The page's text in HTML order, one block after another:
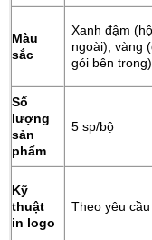
Màu
sắc
Xanh đậm
ngoài), vàng
gói bên trong)
Số
lượng
sản
phẩm
5 sp/bộ
Kỹ
thuật
in logo
Theo yêu cầu